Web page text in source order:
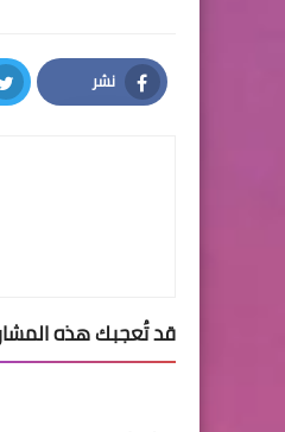
نشر
Facebook
قد تُعجبك هذه